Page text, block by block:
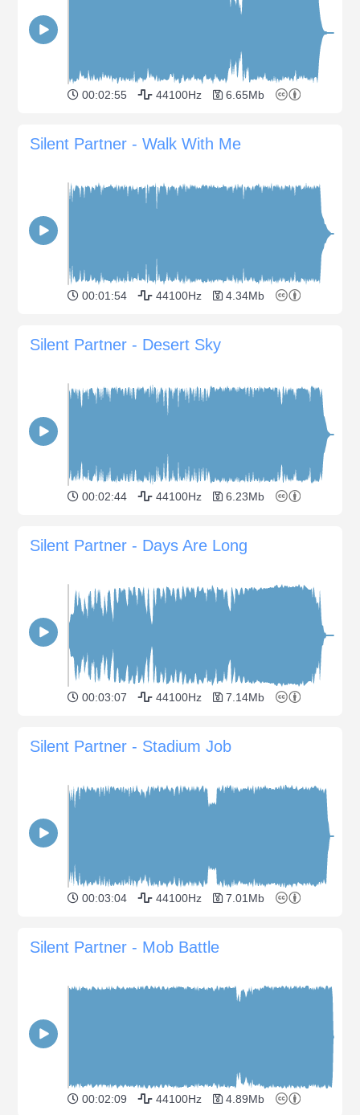
00:02:55 44100Hz 6.65Mb
Silent Partner - Walk With Me
00:01:54 44100Hz 4.34Mb
Silent Partner - Desert Sky
00:02:44 44100Hz 6.23Mb
Silent Partner - Days Are Long
00:03:07 44100Hz 7.14Mb
Silent Partner - Stadium Job
00:03:04 44100Hz 7.01Mb
Silent Partner - Mob Battle
00:02:09 44100Hz 4.89Mb